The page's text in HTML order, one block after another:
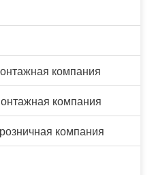
компания
компания
компания